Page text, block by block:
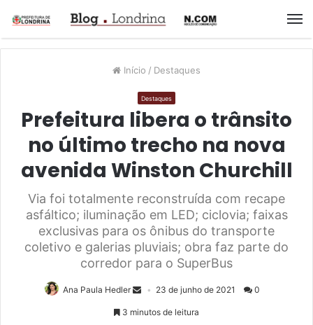
Início / Destaques
Destaques
Prefeitura libera o trânsito
no último trecho na nova
avenida Winston Churchill
Via foi totalmente reconstruída com recape
asfáltico; iluminação em LED; ciclovia; faixas
exclusivas para os ônibus do transporte
coletivo e galerias pluviais; obra faz parte do
corredor para o SuperBus
Ana Paula Hedler 23 de junho de 2021 0
3 minutos de leitura